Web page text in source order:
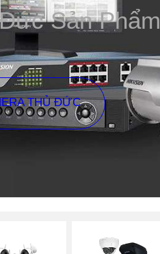
Sản Phẩm
THỦ ĐỨC